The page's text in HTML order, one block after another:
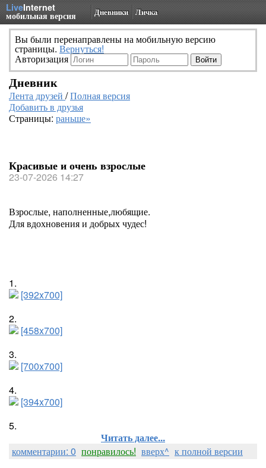
LiveInternet
мобильная версия Дневники Личка
Вы были перенаправлены на мобильную версию
страницы. Вернуться!
Авторизация
Дневник
Лента друзей /Полная версия
Добавить в друзья
Страницы: раньше»
Красивые и очень взрослые
23-07-2026 14:27
Взрослые, наполненные,любящие.
Для вдохновения и добрых чудес!
1.
[392x700]
2.
[458x700]
3.
[700x700]
4.
[394x700]
5.
Читать далее...
комментарии: 0 понравилось! вверх^ к полной версии